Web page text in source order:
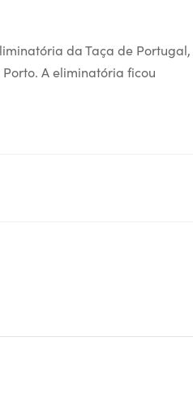
da Taça de Portugal,
A eliminatória ficou